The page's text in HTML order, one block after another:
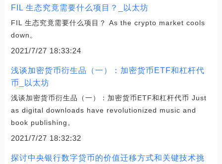
FIL 生态究竟需要什么项目？_以太坊
FIL 生态究竟需要什么项目？ As the crypto market cools
down。
2021/7/27 18:33:24
浅谈加密货币衍生品（一）：加密货币ETF和杠杆代
币_以太坊
浅谈加密货币衍生品（一）：加密货币ETF和杠杆代币 Just
as digital downloads have revolutionized music and
book publishing。
2021/7/27 18:32:32
探讨中央银行数字贷币的价值迁移方式和关键技术挑